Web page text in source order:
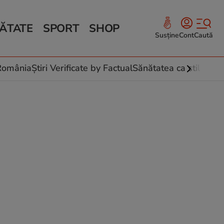
culinare
SPORT SHOP SusțineContCaută
Știri Verificate by FactualSănătatea ca stil de